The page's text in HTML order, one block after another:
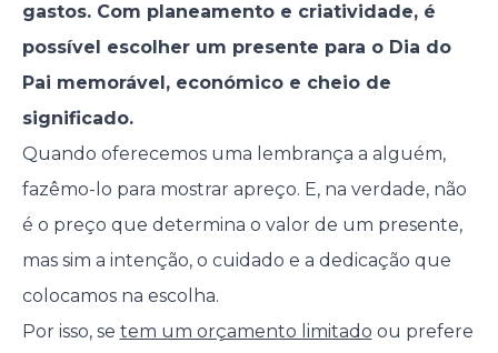
gastos. Com planeamento e criatividade, é
possível escolher um presente para o Dia do
Pai memorável, económico e cheio de
significado.
Quando oferecemos uma lembrança a alguém,
fazêmo-lo para mostrar apreço. E, na verdade, não
é o preço que determina o valor de um presente,
mas sim a intenção, o cuidado e a dedicação que
colocamos na escolha.
Por isso, se tem um orçamento limitado ou prefere